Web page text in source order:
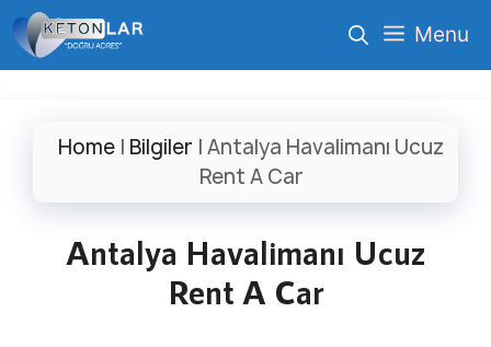
İçeriğe
atla
Menu
Home | Bilgiler | Antalya Havalimanı Ucuz
Rent A Car
Antalya Havalimanı Ucuz
Rent A Car